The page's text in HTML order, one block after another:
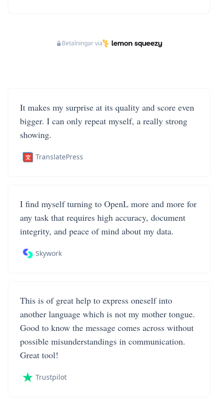
Betalningar via
It makes my surprise at its quality and score even
bigger. I can only repeat myself, a really strong
showing.
TranslatePress
I find myself turning to OpenL more and more for
any task that requires high accuracy, document
integrity, and peace of mind about my data.
Skywork
This is of great help to express oneself into
another language which is not my mother tongue.
Good to know the message comes across without
possible misunderstandings in communication.
Great tool!
Trustpilot